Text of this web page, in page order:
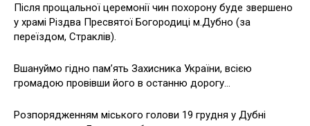
Після прощальної церемонії чин похорону буде звершено
у храмі Різдва Пресвятої Богородиці м.Дубно (за
переїздом, Страклів).
Вшануймо гідно пам’ять Захисника України, всією
громадою провівши його в останню дорогу…
Розпорядженням міського голови 19 грудня у Дубні